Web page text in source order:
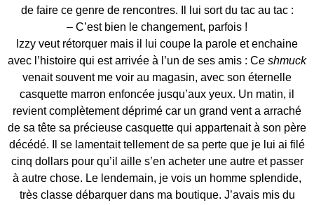
de faire ce genre de rencontres. Il lui sort du tac au tac :
– C’est bien le changement, parfois !
Izzy veut rétorquer mais il lui coupe la parole et enchaine
avec l’histoire qui est arrivée à l’un de ses amis : Ce shmuck
venait souvent me voir au magasin, avec son éternelle
casquette marron enfoncée jusqu’aux yeux. Un matin, il
revient complètement déprimé car un grand vent a arraché
de sa tête sa précieuse casquette qui appartenait à son père
décédé. Il se lamentait tellement de sa perte que je lui ai filé
cinq dollars pour qu’il aille s’en acheter une autre et passer
à autre chose. Le lendemain, je vois un homme splendide,
très classe débarquer dans ma boutique. J’avais mis du